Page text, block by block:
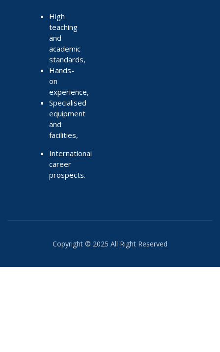
High
teaching
and
academic
standards,
Hands-
on
experience,
Specialised
equipment
and
facilities,
International
career
prospects.
Copyright © 2025 All Right Reserved